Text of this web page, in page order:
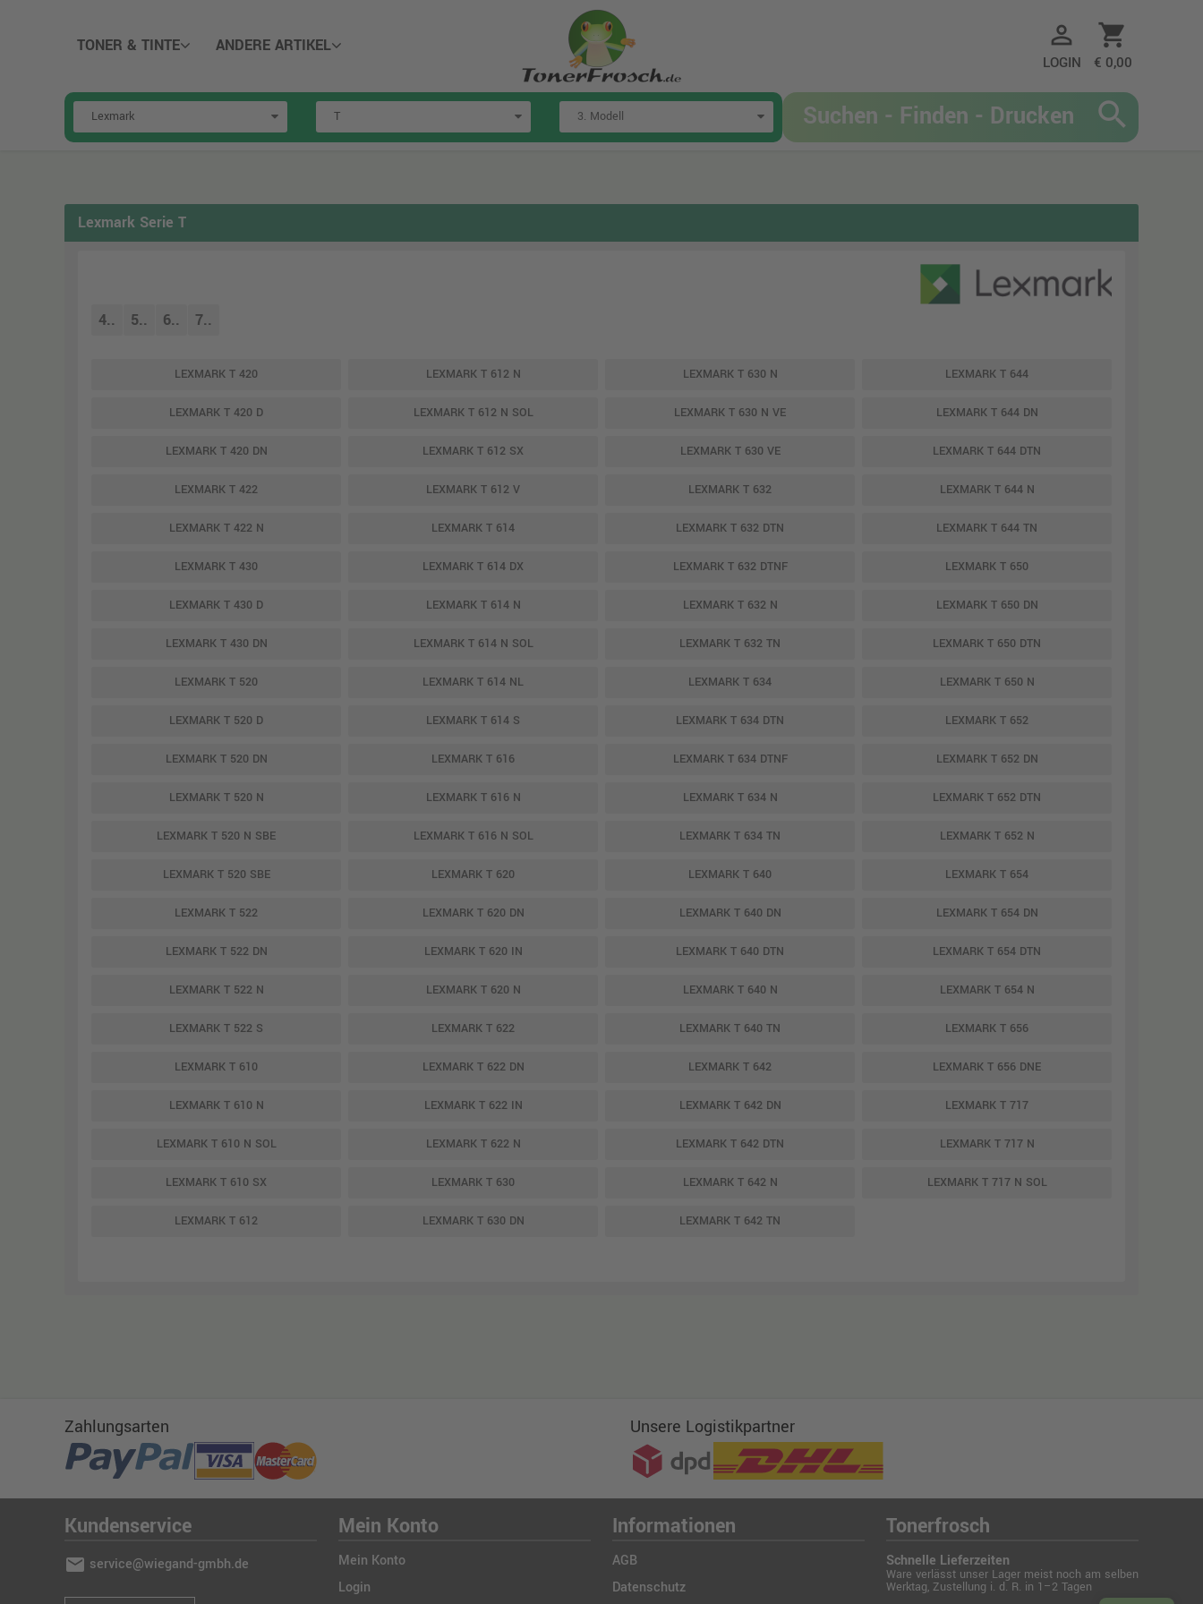
TONER & TINTE ANDERE ARTIKEL person_outline
LOGIN
shopping_cart
€ 0,00
search
Lexmark Serie T
4.. 5.. 6.. 7..
LEXMARK T 420
LEXMARK T 420 D
LEXMARK T 420 DN
LEXMARK T 422
LEXMARK T 422 N
LEXMARK T 430
LEXMARK T 430 D
LEXMARK T 430 DN
LEXMARK T 520
LEXMARK T 520 D
LEXMARK T 520 DN
LEXMARK T 520 N
LEXMARK T 520 N SBE
LEXMARK T 520 SBE
LEXMARK T 522
LEXMARK T 522 DN
LEXMARK T 522 N
LEXMARK T 522 S
LEXMARK T 610
LEXMARK T 610 N
LEXMARK T 610 N SOL
LEXMARK T 610 SX
LEXMARK T 612
LEXMARK T 612 N
LEXMARK T 612 N SOL
LEXMARK T 612 SX
LEXMARK T 612 V
LEXMARK T 614
LEXMARK T 614 DX
LEXMARK T 614 N
LEXMARK T 614 N SOL
LEXMARK T 614 NL
LEXMARK T 614 S
LEXMARK T 616
LEXMARK T 616 N
LEXMARK T 616 N SOL
LEXMARK T 620
LEXMARK T 620 DN
LEXMARK T 620 IN
LEXMARK T 620 N
LEXMARK T 622
LEXMARK T 622 DN
LEXMARK T 622 IN
LEXMARK T 622 N
LEXMARK T 630
LEXMARK T 630 DN
LEXMARK T 630 N
LEXMARK T 630 N VE
LEXMARK T 630 VE
LEXMARK T 632
LEXMARK T 632 DTN
LEXMARK T 632 DTNF
LEXMARK T 632 N
LEXMARK T 632 TN
LEXMARK T 634
LEXMARK T 634 DTN
LEXMARK T 634 DTNF
LEXMARK T 634 N
LEXMARK T 634 TN
LEXMARK T 640
LEXMARK T 640 DN
LEXMARK T 640 DTN
LEXMARK T 640 N
LEXMARK T 640 TN
LEXMARK T 642
LEXMARK T 642 DN
LEXMARK T 642 DTN
LEXMARK T 642 N
LEXMARK T 642 TN
LEXMARK T 644
LEXMARK T 644 DN
LEXMARK T 644 DTN
LEXMARK T 644 N
LEXMARK T 644 TN
LEXMARK T 650
LEXMARK T 650 DN
LEXMARK T 650 DTN
LEXMARK T 650 N
LEXMARK T 652
LEXMARK T 652 DN
LEXMARK T 652 DTN
LEXMARK T 652 N
LEXMARK T 654
LEXMARK T 654 DN
LEXMARK T 654 DTN
LEXMARK T 654 N
LEXMARK T 656
LEXMARK T 656 DNE
LEXMARK T 717
LEXMARK T 717 N
LEXMARK T 717 N SOL
Zahlungsarten Unsere Logistikpartner
Kundenservice
mail service@wiegand-gmbh.de
Mein Konto
Mein Konto
Login
Informationen
AGB
Datenschutz
Tonerfrosch
Schnelle Lieferzeiten
Ware verlässt unser Lager meist noch am selben
Werktag, Zustellung i. d. R. in 1–2 Tagen